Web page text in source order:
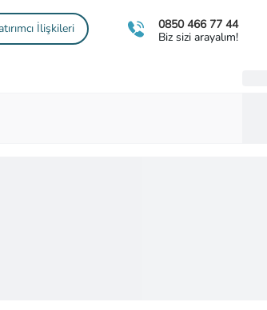
İlişkileri
0850 466 77 44
Biz sizi arayalım!